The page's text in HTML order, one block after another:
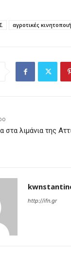
αγροτικές
στα λιμάνια της
http://ifn.gr